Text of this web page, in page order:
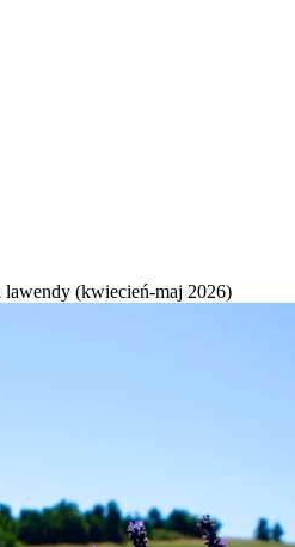
(kwiecień-maj 2026)